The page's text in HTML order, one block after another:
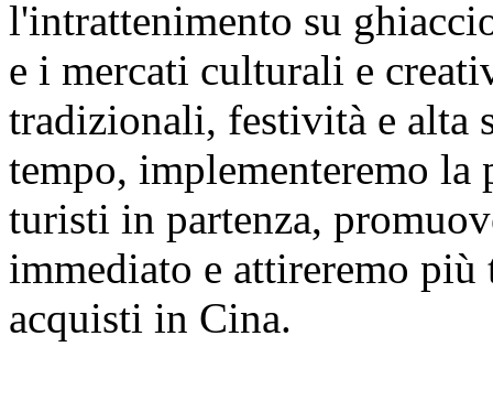
l'intrattenimento su
e i mercati culturali e
tradizionali, festività e alta
tempo, implementeremo
turisti in partenza,
immediato e attireremo
acquisti in Cina.